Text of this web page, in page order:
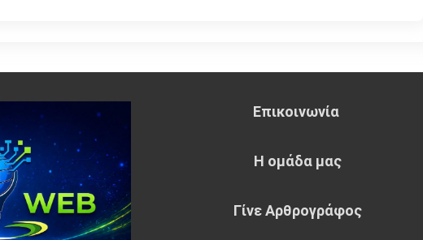
Επικοινωνία
Η ομάδα μας
Γίνε Αρθρογράφος